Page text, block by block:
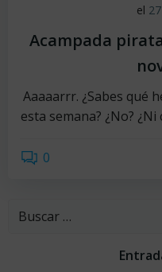
el
Acampada
Aaaaarrr. ¿Sabes qué
esta semana? ¿No?
0
Buscar: